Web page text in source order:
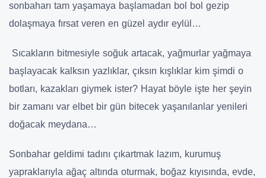
sonbaharı tam yaşamaya başlamadan bol bol gezip
dolaşmaya fırsat veren en güzel aydır eylül…
Sıcakların bitmesiyle soğuk artacak, yağmurlar yağmaya
başlayacak kalksın yazlıklar, çıksın kışlıklar kim şimdi o
botları, kazakları giymek ister? Hayat böyle işte her şeyin
bir zamanı var elbet bir gün bitecek yaşanılanlar yenileri
doğacak meydana…
Sonbahar geldimi tadını çıkartmak lazım, kurumuş
yapraklarıyla ağaç altında oturmak, boğaz kıyısında, evde,